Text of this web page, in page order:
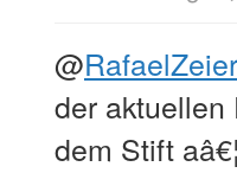
@RafaelZeier
der aktuellen
dem Stift aâ€¦